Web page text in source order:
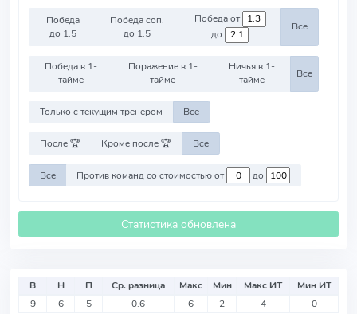
Победа
до 1.5
Победа соп.
до 1.5
Победа от
до
Все
Победа в 1-
тайме
Поражение в 1-
тайме
Ничья в 1-
тайме
Все
Только с текущим тренером Все
После 🏆 Кроме после 🏆 Все
Все Против команд со стоимостью от до
Статистика обновлена
В Н П Ср. разница Макс Мин Макс ИТ
Мин ИТ
9
6 5 0.6 6 2 4 0